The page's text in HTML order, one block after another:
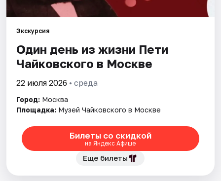
Площадки
Артисты
Экскурсия
Один день из жизни Пети
Чайковского в Москве
22 июля 2026 • среда
Город: Москва
Площадка: Музей Чайковского в Москве
Билеты со скидкой
на Яндекс Афише
Еще билеты